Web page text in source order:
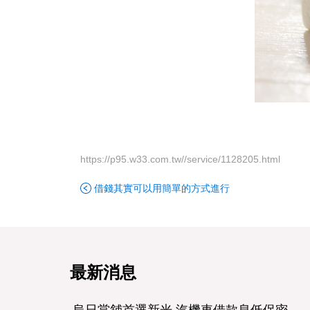
https://p95.w33.com.tw//service/1128205.html
借錢其實可以用簡單的方式進行
最新消息